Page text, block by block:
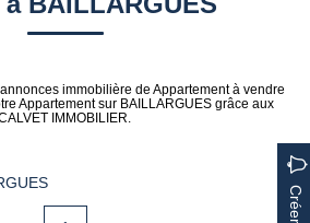
Nos Partenaires
Créer une alerte
immobilière de Appartement à vendre
Appartement sur BAILLARGUES grâce aux
IMMOBILIER.